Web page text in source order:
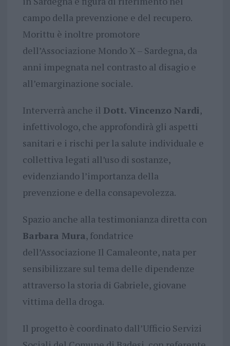
campo della prevenzione e del recupero.
Morittu è inoltre promotore
dell’Associazione Mondo X – Sardegna, da
anni impegnata nel contrasto al disagio e
all’emarginazione sociale.
Interverrà anche il Dott. Vincenzo Nardi,
infettivologo, che approfondirà gli aspetti
sanitari e i rischi per la salute individuale e
collettiva legati all’uso di sostanze,
evidenziando l’importanza della
prevenzione e della consapevolezza.
Spazio anche alla testimonianza diretta con
Barbara Mura, fondatrice
dell’Associazione Il Camaleonte, nata per
sensibilizzare sul tema delle dipendenze
attraverso la storia di Gabriele, giovane
vittima della droga.
Il progetto è coordinato dall’Ufficio Servizi